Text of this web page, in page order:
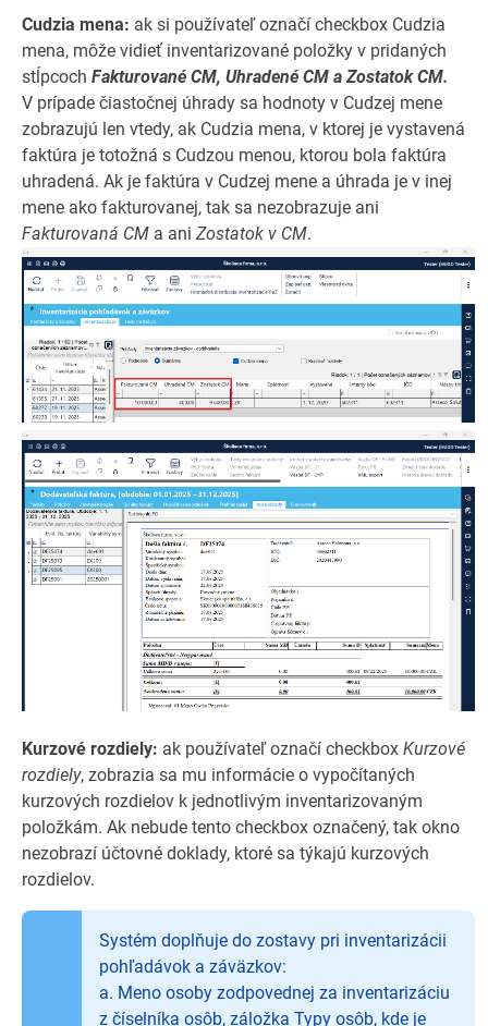
Cudzia mena: ak si používateľ označí checkbox Cudzia
mena, môže vidieť inventarizované položky v pridaných
stĺpcoch Fakturované CM, Uhradené CM a Zostatok CM.
V prípade čiastočnej úhrady sa hodnoty v Cudzej mene
zobrazujú len vtedy, ak Cudzia mena, v ktorej je vystavená
faktúra je totožná s Cudzou menou, ktorou bola faktúra
uhradená. Ak je faktúra v Cudzej mene a úhrada je v inej
mene ako fakturovanej, tak sa nezobrazuje ani
Fakturovaná CM a ani Zostatok v CM.
Kurzové rozdiely: ak používateľ označí checkbox Kurzové
rozdiely, zobrazia sa mu informácie o vypočítaných
kurzových rozdielov k jednotlivým inventarizovaným
položkám. Ak nebude tento checkbox označený, tak okno
nezobrazí účtovné doklady, ktoré sa týkajú kurzových
rozdielov.
Systém doplňuje do zostavy pri inventarizácii
pohľadávok a záväzkov:
a. Meno osoby zodpovednej za inventarizáciu
z číselníka osôb, záložka Typy osôb, kde je